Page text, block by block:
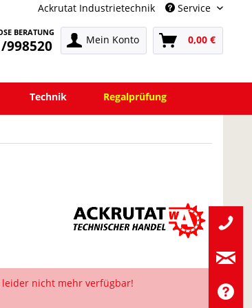
Ackrutat Industrietechnik Service
BERATUNG
998520 Mein Konto 0,00 €
Technik Regalprüfung
nicht mehr verfügbar!